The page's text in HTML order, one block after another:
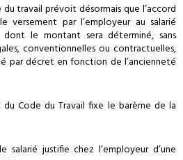
du travail prévoit désormais que l’accord
versement par l’employeur au salarié
dont le montant sera déterminé, sans
conventionnelles ou contractuelles,
par décret en fonction de l’ancienneté
du Code du Travail fixe le barème de la
justifie chez l’employeur d’une